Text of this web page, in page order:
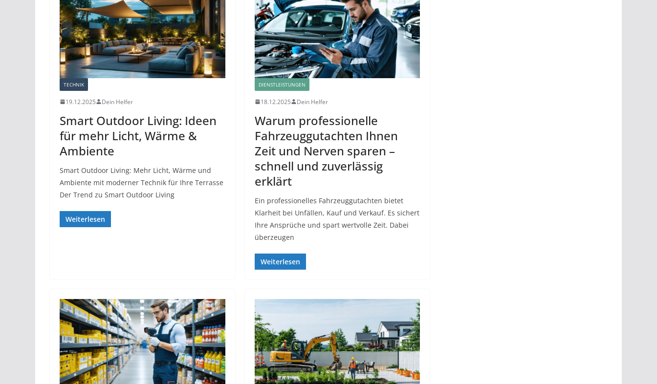
TECHNIK
19.12.2025 Dein Helfer
Smart Outdoor Living: Ideen
für mehr Licht, Wärme &
Ambiente
Smart Outdoor Living: Mehr Licht, Wärme und
Ambiente mit moderner Technik für Ihre Terrasse
Der Trend zu Smart Outdoor Living
Weiterlesen
DIENSTLEISTUNGEN
18.12.2025 Dein Helfer
Warum professionelle
Fahrzeuggutachten Ihnen
Zeit und Nerven sparen –
schnell und zuverlässig
erklärt
Ein professionelles Fahrzeuggutachten bietet
Klarheit bei Unfällen, Kauf und Verkauf. Es sichert
Ihre Ansprüche und spart wertvolle Zeit. Dabei
überzeugen
Weiterlesen